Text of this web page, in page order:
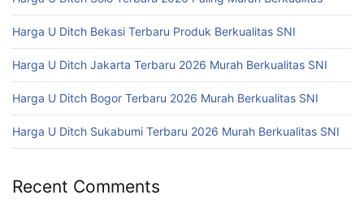
Harga U Ditch Bekasi Terbaru Produk Berkualitas SNI
Harga U Ditch Jakarta Terbaru 2026 Murah Berkualitas SNI
Harga U Ditch Bogor Terbaru 2026 Murah Berkualitas SNI
Harga U Ditch Sukabumi Terbaru 2026 Murah Berkualitas SNI
Recent Comments